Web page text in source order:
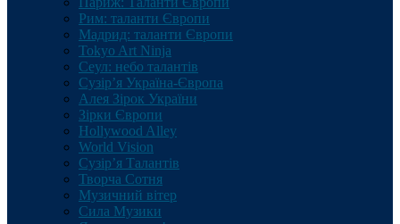
Рим: таланти Європи
Мадрид: таланти Європи
Tokyo Art Ninja
Сеул: небо талантів
Сузір’я Україна-Європа
Алея Зірок України
Зірки Європи
Hollywood Alley
World Vision
Сузір’я Талантів
Творча Сотня
Музичний вітер
Сила Музики